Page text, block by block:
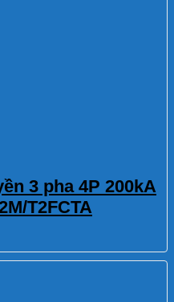
3 pha 4P 200kA
T2FCTA